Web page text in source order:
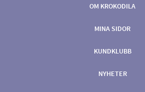
OM KROKODILA
MINA SIDOR
KUNDKLUBB
NYHETER